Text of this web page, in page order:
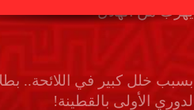
يهرب من الهلال
بسبب خلل كبير في اللائحة..
لدوري الأولى بالقطينة!